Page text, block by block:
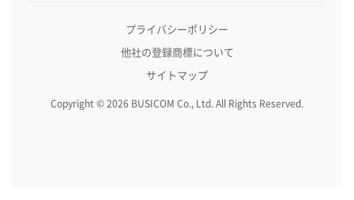
プライバシーポリシー
他社の登録商標について
サイトマップ
Copyright © 2026 BUSICOM Co., Ltd. All Rights Reserved.